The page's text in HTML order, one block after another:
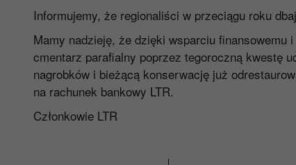
Informujemy, że regionaliści w przeciągu roku
Mamy nadzieję, że dzięki wsparciu
cmentarz parafialny poprzez tegoroczną kwestę
nagrobków i bieżącą konserwację już
na rachunek bankowy LTR.
Członkowie LTR